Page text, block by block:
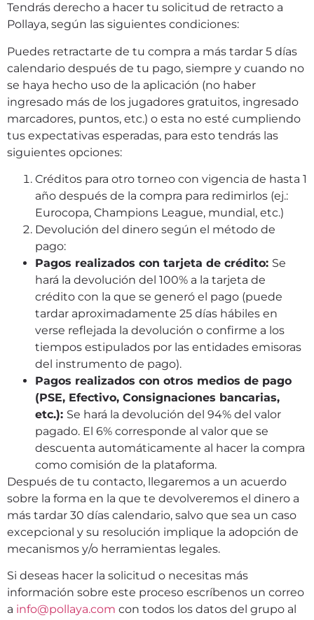
Tendrás derecho a hacer tu solicitud de retracto a
Pollaya, según las siguientes condiciones:
Puedes retractarte de tu compra a más tardar 5 días
calendario después de tu pago, siempre y cuando no
se haya hecho uso de la aplicación (no haber
ingresado más de los jugadores gratuitos, ingresado
marcadores, puntos, etc.) o esta no esté cumpliendo
tus expectativas esperadas, para esto tendrás las
siguientes opciones:
Créditos para otro torneo con vigencia de hasta 1
año después de la compra para redimirlos (ej.:
Eurocopa, Champions League, mundial, etc.)
Devolución del dinero según el método de
pago:
Pagos realizados con tarjeta de crédito: Se
hará la devolución del 100% a la tarjeta de
crédito con la que se generó el pago (puede
tardar aproximadamente 25 días hábiles en
verse reflejada la devolución o confirme a los
tiempos estipulados por las entidades emisoras
del instrumento de pago).
Pagos realizados con otros medios de pago
(PSE, Efectivo, Consignaciones bancarias,
etc.): Se hará la devolución del 94% del valor
pagado. El 6% corresponde al valor que se
descuenta automáticamente al hacer la compra
como comisión de la plataforma.
Después de tu contacto, llegaremos a un acuerdo
sobre la forma en la que te devolveremos el dinero a
más tardar 30 días calendario, salvo que sea un caso
excepcional y su resolución implique la adopción de
mecanismos y/o herramientas legales.
Si deseas hacer la solicitud o necesitas más
información sobre este proceso escríbenos un correo
a info@pollaya.com con todos los datos del grupo al